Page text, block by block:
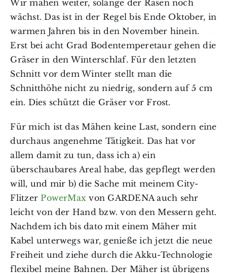
Wir mähen weiter, solange der Rasen noch
wächst. Das ist in der Regel bis Ende Oktober, in
warmen Jahren bis in den November hinein.
Erst bei acht Grad Bodentemperetaur gehen die
Gräser in den Winterschlaf. Für den letzten
Schnitt vor dem Winter stellt man die
Schnitthöhe nicht zu niedrig, sondern auf 5 cm
ein. Dies schützt die Gräser vor Frost.
Für mich ist das Mähen keine Last, sondern eine
durchaus angenehme Tätigkeit. Das hat vor
allem damit zu tun, dass ich a) ein
überschaubares Areal habe, das gepflegt werden
will, und mir b) die Sache mit meinem City-
FlitzerPowerMax von GARDENA auch sehr
leicht von der Hand bzw. von den Messern geht.
Nachdem ich bis dato mit einem Mäher mit
Kabel unterwegs war, genieße ich jetzt die neue
Freiheit und ziehe durch die Akku-Technologie
flexibel meine Bahnen. Der Mäher ist übrigens